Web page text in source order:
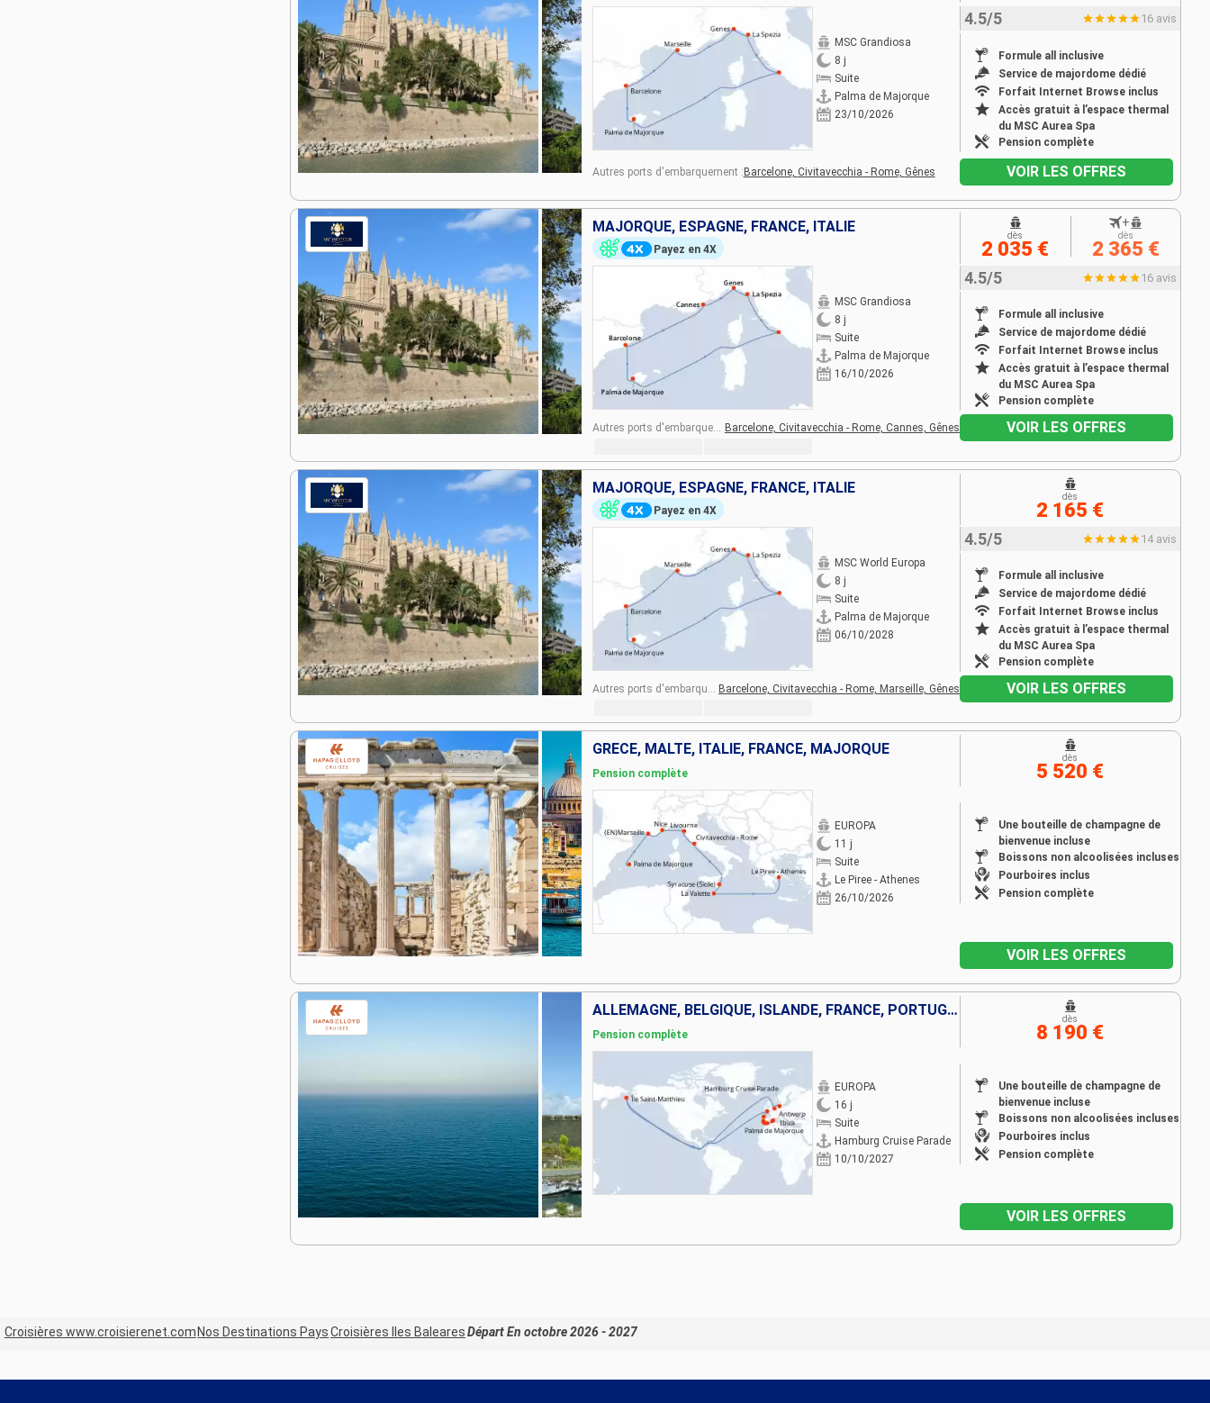
MSC Grandiosa
8 j
Suite
Palma de Majorque
23/10/2026
4.5/5 16 avis
Formule all inclusive
Service de majordome dédié
Forfait Internet Browse inclus
Accès gratuit à l’espace thermal
du MSC Aurea Spa
Pension complète
Autres ports d'embarquement :Barcelone, Civitavecchia - Rome, Gênes VOIR LES OFFRES
MAJORQUE, ESPAGNE, FRANCE, ITALIE
Payez en 4X
MSC Grandiosa
8 j
Suite
Palma de Majorque
16/10/2026
4.5/5 16 avis
Formule all inclusive
Service de majordome dédié
Forfait Internet Browse inclus
Accès gratuit à l’espace thermal
du MSC Aurea Spa
Pension complète
dès
2 035 €
+
dès
2 365 €
Autres ports d'embarquement : Barcelone, Civitavecchia - Rome, Cannes, Gênes VOIR LES OFFRES
MAJORQUE, ESPAGNE, FRANCE, ITALIE
Payez en 4X
MSC World Europa
8 j
Suite
Palma de Majorque
06/10/2028
4.5/5 14 avis
Formule all inclusive
Service de majordome dédié
Forfait Internet Browse inclus
Accès gratuit à l’espace thermal
du MSC Aurea Spa
Pension complète
dès
2 165 €
Barcelone, Civitavecchia - Rome, Marseille, Gênes VOIR LES OFFRES
GRÈCE, MALTE, ITALIE, FRANCE, MAJORQUE
Pension complète
EUROPA
11 j
Suite
Le Piree - Athenes
26/10/2026
Une bouteille de champagne de
bienvenue incluse
Boissons non alcoolisées incluses
Pourboires inclus
Pension complète
dès
5 520 €
VOIR LES OFFRES
ALLEMAGNE, BELGIQUE, ISLANDE, FRANCE, PORTUGAL, ESPAGNE, IBIZA, MAJORQUE
Pension complète
EUROPA
16 j
Suite
Hamburg Cruise Parade
10/10/2027
Une bouteille de champagne de
bienvenue incluse
Boissons non alcoolisées incluses
Pourboires inclus
Pension complète
dès
8 190 €
VOIR LES OFFRES
Croisières www.croisierenet.com Nos Destinations PaysCroisières Iles BalearesDépart En octobre 2026 - 2027